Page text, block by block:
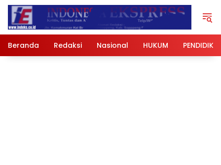
Langsung
konten
Beranda Redaksi Nasional HUKUM